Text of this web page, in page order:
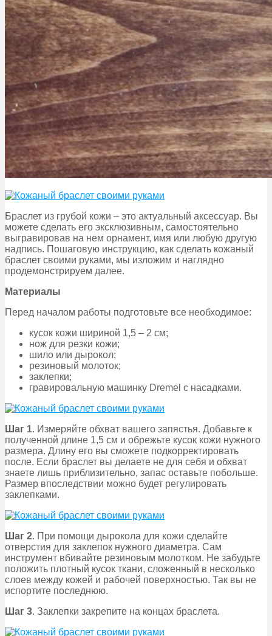
Браслет из грубой кожи – это актуальный аксессуар. Вы
можете сделать его эксклюзивным, самостоятельно
выгравировав на нем орнамент, имя или любую другую
надпись. Пошаговую инструкцию, как сделать кожаный
браслет своими руками, мы изложим и наглядно
продемонстрируем далее.
Материалы
Перед началом работы подготовьте все необходимое:
кусок кожи шириной 1,5 – 2 см;
нож для резки кожи;
шило или дырокол;
резиновый молоток;
заклепки;
гравировальную машинку Dremel с насадками.
Шаг 1. Измеряйте обхват вашего запястья. Добавьте к
полученной длине 1,5 см и обрежьте кусок кожи нужного
размера. Длину его вы сможете подкорректировать
после. Если браслет вы делаете не для себя и обхват
знаете лишь приблизительно, запас оставьте побольше.
Размер впоследствии можно будет регулировать
заклепками.
Шаг 2. При помощи дырокола для кожи сделайте
отверстия для заклепок нужного диаметра. Сам
инструмент вбивайте резиновым молотком. Не забудьте
положить плотный кусок ткани, сложенный в несколько
слоев между кожей и рабочей поверхностью. Так вы не
испортите последнюю.
Шаг 3. Заклепки закрепите на концах браслета.